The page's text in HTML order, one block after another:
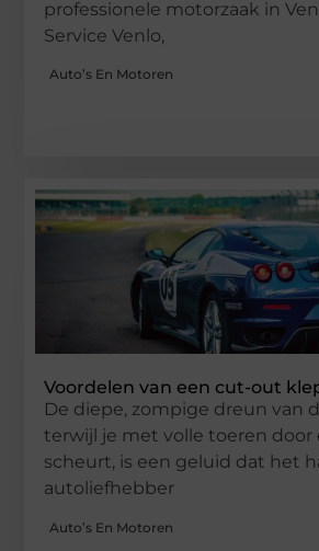
professionele motorzaak in
Service Venlo,
Auto’s En Motoren
Voordelen van een cut-out
De diepe, zompige dreun van
terwijl je met volle toeren door
scheurt, is een geluid dat het
autoliefhebber
Auto’s En Motoren